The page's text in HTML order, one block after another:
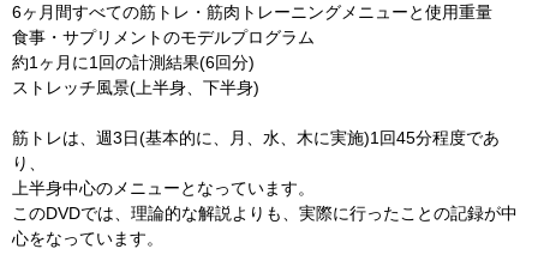
6ヶ月間すべての筋トレ・筋肉トレーニングメニューと使用重量
食事・サプリメントのモデルプログラム
約1ヶ月に1回の計測結果(6回分)
ストレッチ風景(上半身、下半身)
筋トレは、週3日(基本的に、月、水、木に実施)1回45分程度であ
り、
上半身中心のメニューとなっています。
このDVDでは、理論的な解説よりも、実際に行ったことの記録が中
心をなっています。